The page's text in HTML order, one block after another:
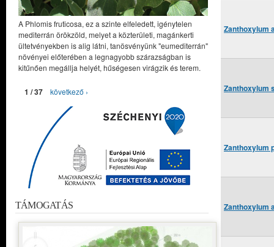
Zanthoxylum
Zanthoxylum
Zanthoxylum
Zanthoxylum
A Phlomis fruticosa, ez a szinte elfeledett, igénytelen
mediterrán örökzöld, melyet a közterületi, magánkerti
ültetvényekben is alig látni, tanösvényünk "eumediterrán"
növényei előterében a legnagyobb szárazságban is
kitűnően megállja helyét, hűségesen virágzik és terem.
1 / 37 következő ›
TÁMOGATÁS